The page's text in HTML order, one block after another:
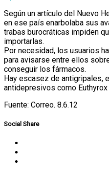
Según un artículo del Nuevo
en ese país enarbolaba sus
trabas burocráticas impiden
importarlas.
Por necesidad, los usuarios
para avisarse entre ellos
conseguir los fármacos.
Hay escasez de antigripales,
antidepresivos como Euthyrox
Fuente: Correo. 8.6.12
Social Share